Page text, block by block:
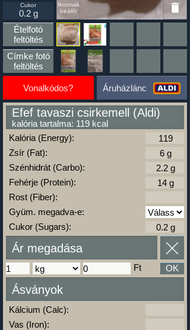
Ikonnak
beállít
Cukor
0.2 g
Ételfotó
feltöltés
Címke fotó
feltöltés
Vonalkódos? Áruházlánc
Efef tavaszi csirkemell (Aldi)
kalória tartalma: 119 kcal
Kalória (Energy):
Zsír (Fat):
Szénhidrát (Carbo):
Fehérje (Protein):
Rost (Fiber):
Gyüm. megadva-e:
Cukor (Sugars):
Ár megadása
Ft OK
Ásványok
Kálcium (Calc):
Vas (Iron):